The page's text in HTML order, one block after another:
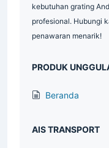
kebutuhan grating
profesional. Hubungi
penawaran menarik!
PRODUK
Beranda
AIS TRANSPORT